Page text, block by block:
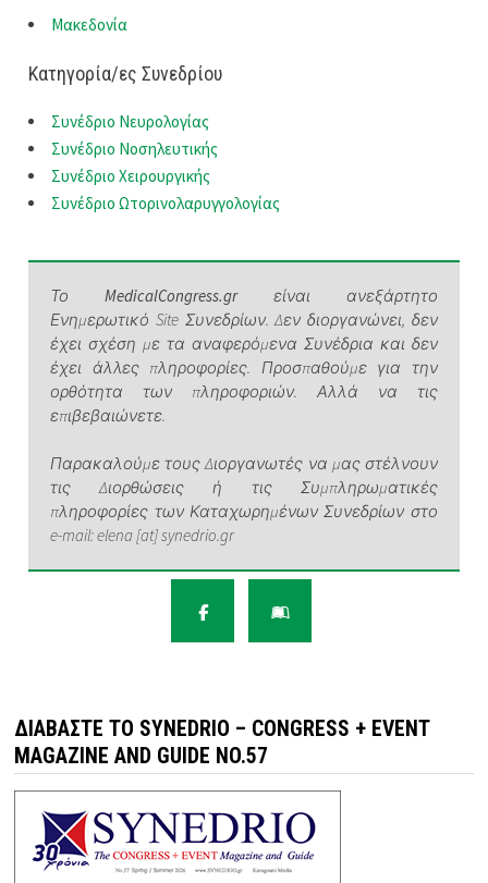
Μακεδονία
Κατηγορία/ες Συνεδρίου
Συνέδριο Νευρολογίας
Συνέδριο Νοσηλευτικής
Συνέδριο Χειρουργικής
Συνέδριο Ωτορινολαρυγγολογίας
ΤοMedicalCongress.grείναι ανεξάρτητο
Ενημερωτικό Site Συνεδρίων. Δεν διοργανώνει, δεν
έχει σχέση με τα αναφερόμενα Συνέδρια και δεν
έχει άλλες πληροφορίες. Προσπαθούμε για την
ορθότητα των πληροφοριών. Αλλά να τις
επιβεβαιώνετε.
Παρακαλούμε τους Διοργανωτές να μας στέλνουν
τις Διορθώσεις ή τις Συμπληρωματικές
πληροφορίες των Καταχωρημένων Συνεδρίων στο
e-mail: elena [at] synedrio.gr
ΔΙΑΒΆΣΤΕ ΤΟ SYNEDRIO – CONGRESS + EVENT
MAGAZINE AND GUIDE NO.57